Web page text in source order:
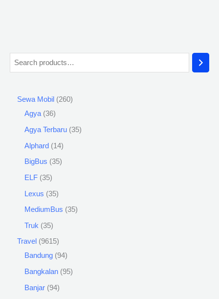
Sewa Mobil
260
Agya 36
Agya Terbaru 35
Alphard 14
BigBus 35
ELF 35
Lexus 35
MediumBus 35
Truk 35
Travel
9615
Bandung 94
Bangkalan 95
Banjar 94